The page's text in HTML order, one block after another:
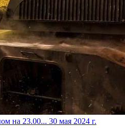
на 23.00... 30 мая 2024 г.